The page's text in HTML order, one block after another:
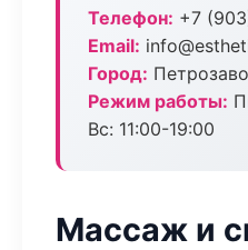
Телефон: +7
Email:
Город:
Режим работы:
Вс: 11:00-19:00
Массаж и